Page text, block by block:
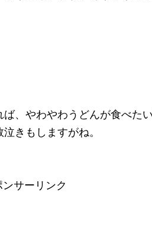
、やわやわうどんが食べた
きもしますがね。
ンサーリンク